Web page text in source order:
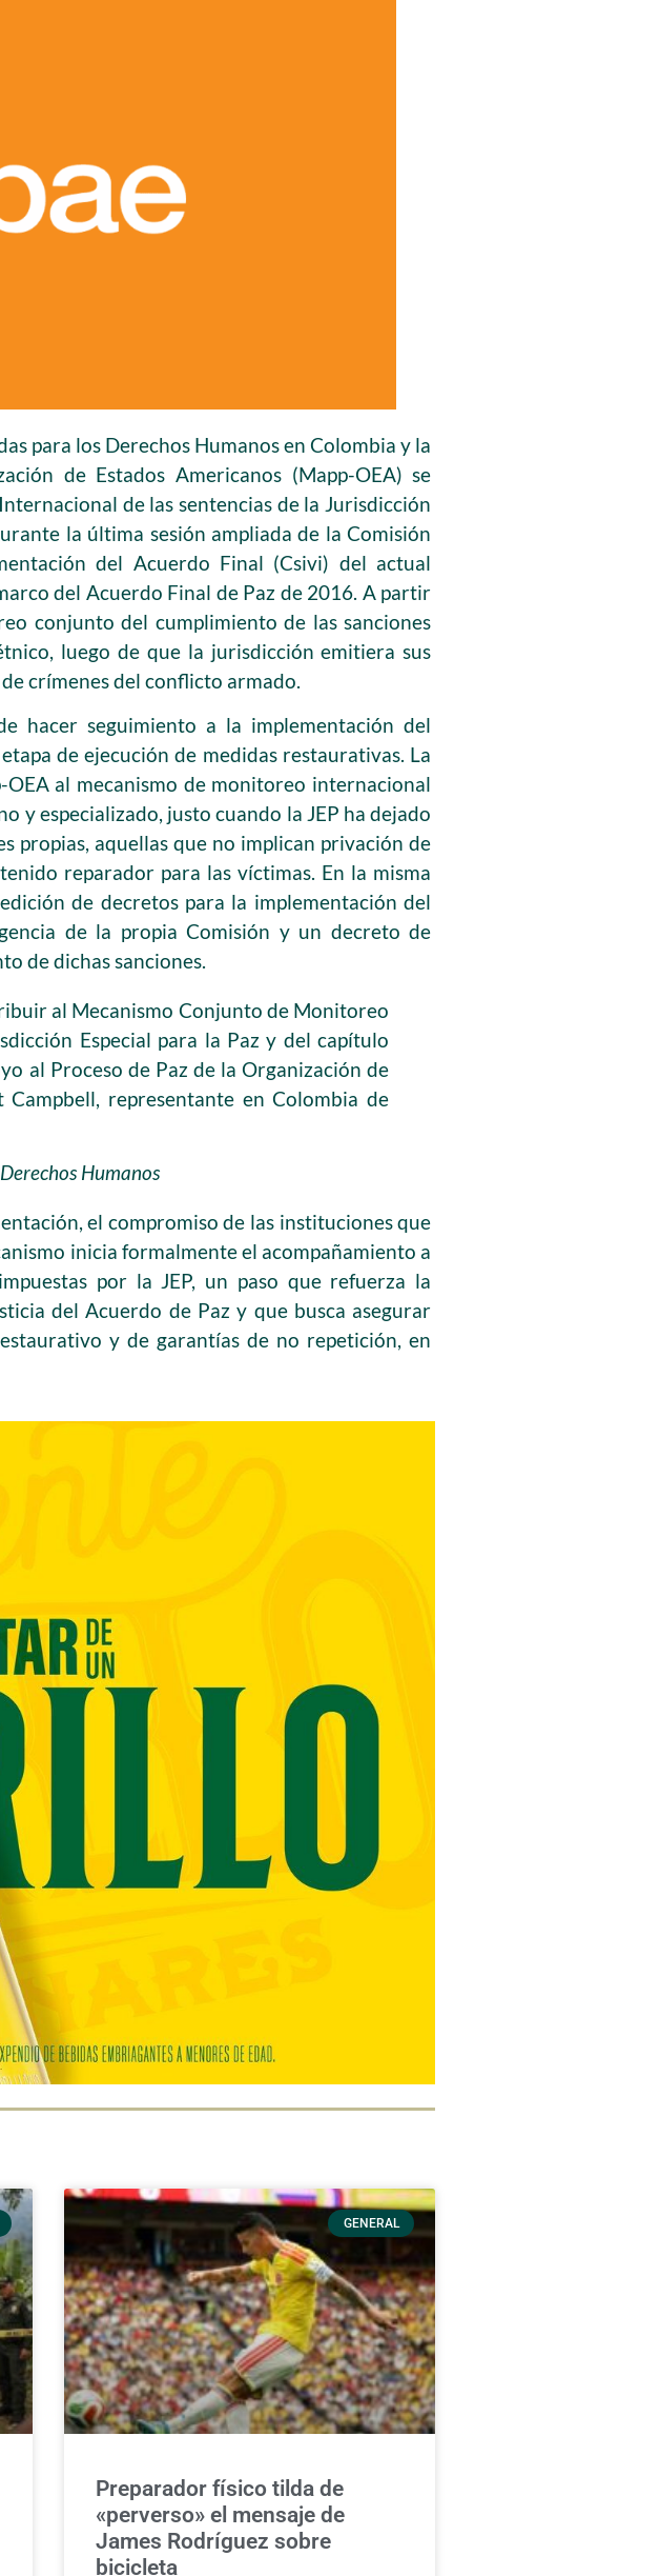
para los Derechos Humanos en Colombia y la
de Estados Americanos (Mapp-OEA) se
de las sentencias de la Jurisdicción
la última sesión ampliada de la Comisión
del Acuerdo Final (Csivi) del actual
del Acuerdo Final de Paz de 2016. A partir
conjunto del cumplimiento de las sanciones
luego de que la jurisdicción emitiera sus
crímenes del conflicto armado.
hacer seguimiento a la implementación del
de ejecución de medidas restaurativas. La
al mecanismo de monitoreo internacional
y especializado, justo cuando la JEP ha dejado
propias, aquellas que no implican privación de
reparador para las víctimas. En la misma
de decretos para la implementación del
de la propia Comisión y un decreto de
de dichas sanciones.
al Mecanismo Conjunto de Monitoreo
Especial para la Paz y del capítulo
al Proceso de Paz de la Organización de
Campbell, representante en Colombia de
Humanos
el compromiso de las instituciones que
inicia formalmente el acompañamiento a
por la JEP, un paso que refuerza la
del Acuerdo de Paz y que busca asegurar
y de garantías de no repetición, en
GENERAL
Preparador físico tilda de
«perverso» el mensaje de
James Rodríguez sobre
bicicleta